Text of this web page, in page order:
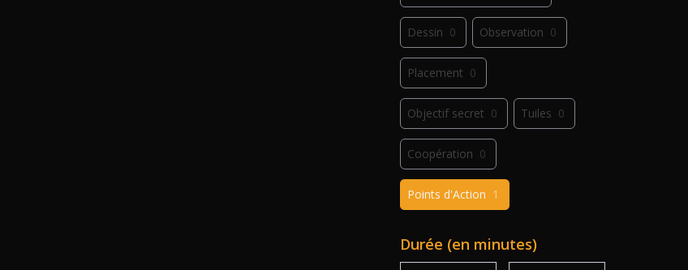
Dessin 0 Observation 0
Placement 0
Objectif secret 0 Tuiles 0
Coopération 0
Points d'Action 1
Déplacement 0
Durée (en minutes)